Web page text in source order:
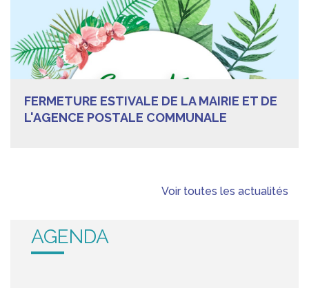
FERMETURE ESTIVALE DE LA MAIRIE ET DE
L'AGENCE POSTALE COMMUNALE
AGENDA